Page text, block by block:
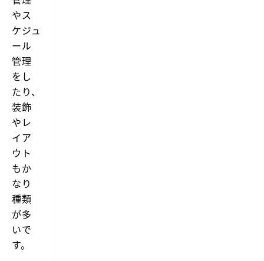
やス
ケジュ
ール
管理
をし
たり、
装飾
やレ
イア
ウト
もか
なり
種類
が多
いで
す。